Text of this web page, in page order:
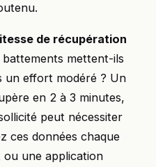
de récupération
mettent-ils
un effort modéré ? Un
en 2 à 3 minutes,
peut nécessiter
ces données chaque
ou une application